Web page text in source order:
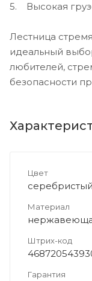
5. Высокая
Лестница
идеальный
любителей,
безопасности
Цвет
серебристый
Материал
Штрих-код
Гарантия